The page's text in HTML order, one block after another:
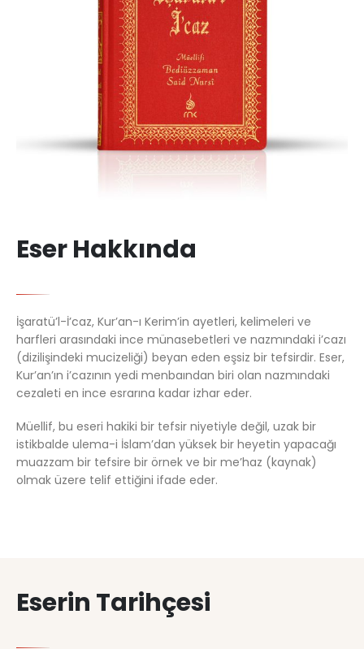
Eser Hakkında
İşaratü’l-İ’caz, Kur’an-ı Kerim’in ayetleri, kelimeleri ve
harfleri arasındaki ince münasebetleri ve nazmındaki i’cazı
(dizilişindeki mucizeliği) beyan eden eşsiz bir tefsirdir. Eser,
Kur’an’ın i’cazının yedi menbaından biri olan nazmındaki
cezaleti en ince esrarına kadar izhar eder.
Müellif, bu eseri hakiki bir tefsir niyetiyle değil, uzak bir
istikbalde ulema-i İslam’dan yüksek bir heyetin yapacağı
muazzam bir tefsire bir örnek ve bir me’haz (kaynak)
olmak üzere telif ettiğini ifade eder.
Eserin Tarihçesi